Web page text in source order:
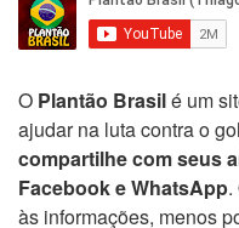
O Plantão Brasilé um
ajudar na luta contra o
compartilhe com seus
Facebook e WhatsApp.
às informações, menos